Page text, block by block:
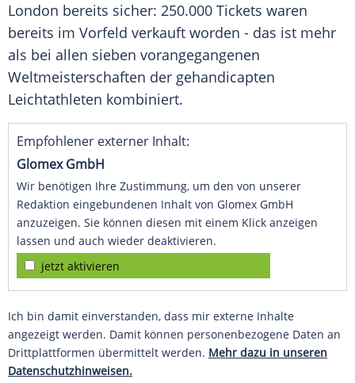
London bereits sicher: 250.000 Tickets waren
bereits im Vorfeld verkauft worden - das ist mehr
als bei allen sieben vorangegangenen
Weltmeisterschaften der gehandicapten
Leichtathleten kombiniert.
Empfohlener externer Inhalt:
Glomex GmbH
Wir benötigen Ihre Zustimmung, um den von unserer
Redaktion eingebundenen Inhalt von Glomex GmbH
anzuzeigen. Sie können diesen mit einem Klick anzeigen
lassen und auch wieder deaktivieren.
jetzt aktivieren
Ich bin damit einverstanden, dass mir externe Inhalte
angezeigt werden. Damit können personenbezogene Daten an
Drittplattformen übermittelt werden. Mehr dazu in unseren
Datenschutzhinweisen.